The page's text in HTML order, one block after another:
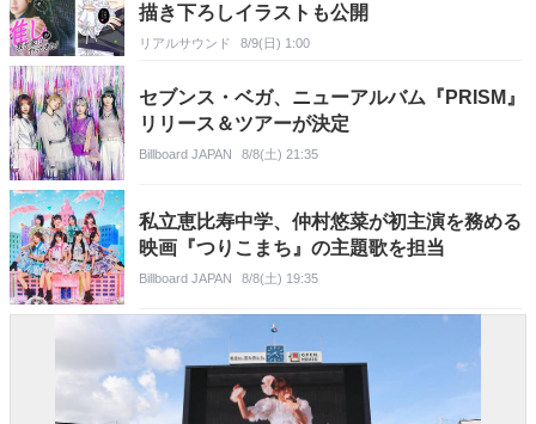
描き下ろしイラストも公開
リアルサウンド 8/9(日) 1:00
セブンス・ベガ、ニューアルバム『PRISM』
リリース＆ツアーが決定
Billboard JAPAN 8/8(土) 21:35
私立恵比寿中学、仲村悠菜が初主演を務める
映画『つりこまち』の主題歌を担当
Billboard JAPAN 8/8(土) 19:35